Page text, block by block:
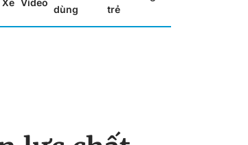
Xe Video
dùng
trẻ